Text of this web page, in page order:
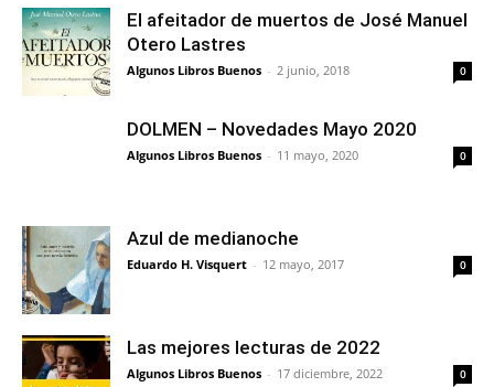
El afeitador de muertos de José Manuel
Otero Lastres
Algunos Libros Buenos - 2 junio, 2018 0
DOLMEN – Novedades Mayo 2020
Algunos Libros Buenos - 11 mayo, 2020 0
Azul de medianoche
Eduardo H. Visquert - 12 mayo, 2017 0
Las mejores lecturas de 2022
Algunos Libros Buenos - 17 diciembre, 2022 0